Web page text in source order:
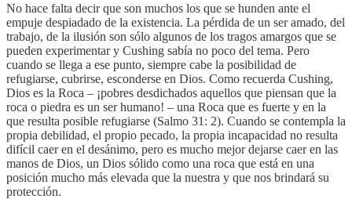
No hace falta decir que son muchos los que se hunden ante el
empuje despiadado de la existencia. La pérdida de un ser amado, del
trabajo, de la ilusión son sólo algunos de los tragos amargos que se
pueden experimentar y Cushing sabía no poco del tema. Pero
cuando se llega a ese punto, siempre cabe la posibilidad de
refugiarse, cubrirse, esconderse en Dios. Como recuerda Cushing,
Dios es la Roca – ¡pobres desdichados aquellos que piensan que la
roca o piedra es un ser humano! – una Roca que es fuerte y en la
que resulta posible refugiarse (Salmo 31: 2). Cuando se contempla la
propia debilidad, el propio pecado, la propia incapacidad no resulta
difícil caer en el desánimo, pero es mucho mejor dejarse caer en las
manos de Dios, un Dios sólido como una roca que está en una
posición mucho más elevada que la nuestra y que nos brindará su
protección.